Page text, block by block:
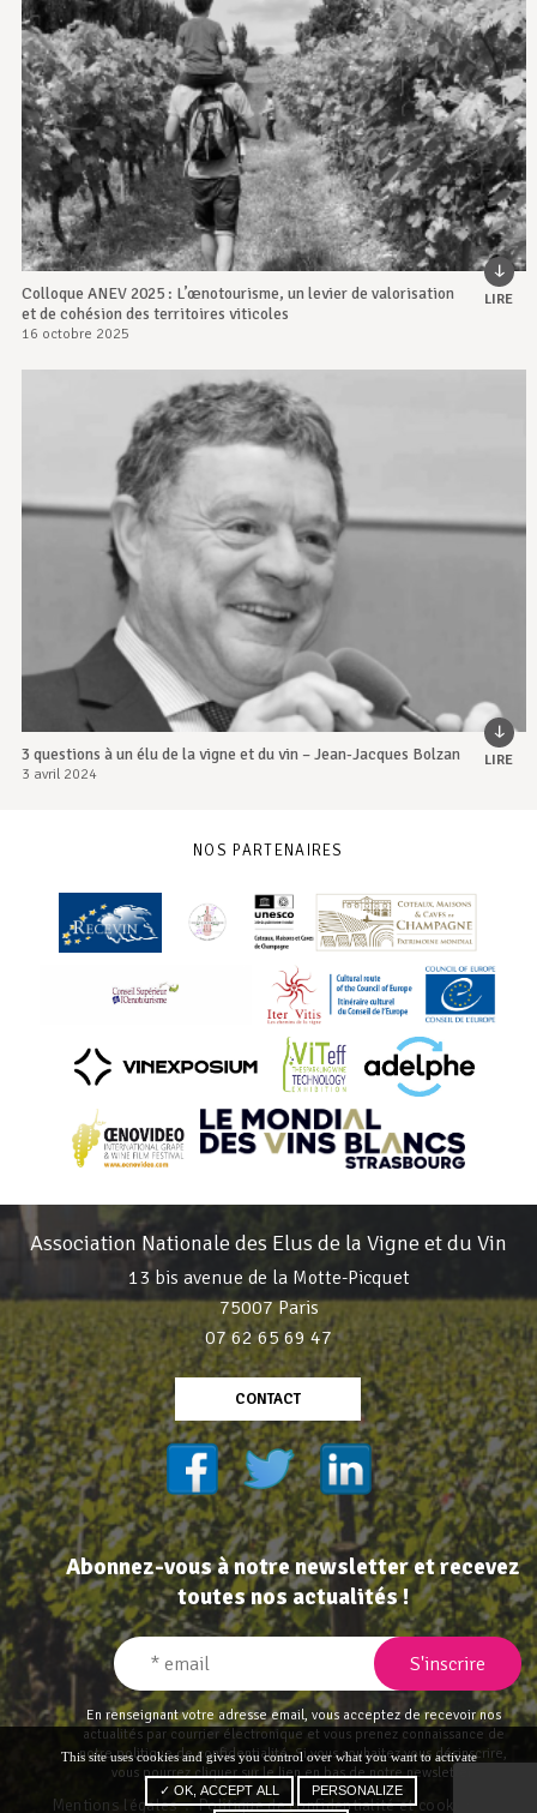
Colloque ANEV 2025 : L’œnotourisme, un levier de valorisation
et de cohésion des territoires viticoles
16 octobre 2025
LIRE
3 questions à un élu de la vigne et du vin – Jean-Jacques Bolzan
3 avril 2024
LIRE
NOS PARTENAIRES
Association Nationale des Elus de la Vigne et du Vin
13 bis avenue de la Motte-Picquet
75007 Paris
07 62 65 69 47
CONTACT
Abonnez-vous à notre newsletter et recevez
toutes nos actualités !
En renseignant votre adresse email, vous acceptez de recevoir nos
actualités par courrier électronique et vous prenez connaissance de
notre politique de confidentialité. Si vous souhaitez vous désinscrire,
vous pourrez cliquer sur le lien en bas de notre newsletter.
Mentions légales Politique de confidentialité et cookies
This site uses cookies and gives you control over what you want to activate
✓ OK, ACCEPT ALL PERSONALIZE